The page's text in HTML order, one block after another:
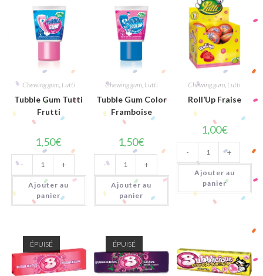
Chewing gum, Lutti
Tubble Gum Tutti
Frutti
1,50€
quantité
de
Tubble
Gum
Tutti
Frutti
- +
Ajouter au
panier
Chewing gum, Lutti
Tubble Gum Color
Framboise
1,50€
quantité
de
Tubble
Gum
Color
Framboise
- +
Ajouter au
panier
Chewing gum Lutti
Roll’Up Fraise
1,00€
quantité
de
Roll'Up
Fraise
- +
Ajouter au
panier
ÉPUISÉ ÉPUISÉ